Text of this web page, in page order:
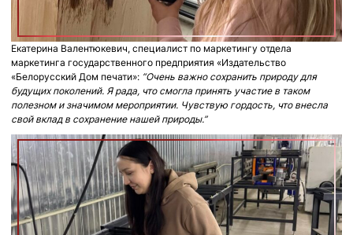
Екатерина Валентюкевич, специалист по маркетингу отдела
маркетинга государственного предприятия «Издательство
«Белорусский Дом печати»: “Очень важно сохранить природу для
будущих поколений. Я рада, что смогла принять участие в таком
полезном и значимом мероприятии. Чувствую гордость, что внесла
свой вклад в сохранение нашей природы.”